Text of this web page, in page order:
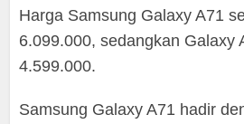
Harga Samsung Galaxy A71
6.099.000, sedangkan Galaxy
4.599.000.
Samsung Galaxy A71 hadir